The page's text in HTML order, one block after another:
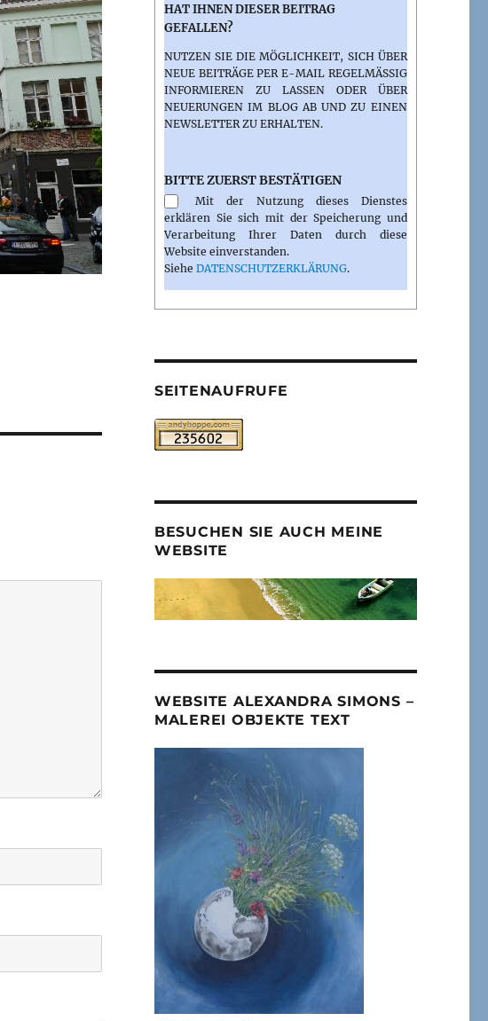
HAT IHNEN DIESER BEITRAG
GEFALLEN?
NUTZEN SIE DIE MÖGLICHKEIT, SICH ÜBER
NEUE BEITRÄGE PER E-MAIL REGELMÄSSIG I
NFORMIEREN ZU LASSEN ODER ÜBER N
EUERUNGEN IM BLOG AB UND ZU EINEN N
EWSLETTER ZU ERHALTEN.
BITTE ZUERST BESTÄTIGEN
Mit der Nutzung dieses Dienstes
erklären Sie sich mit der Speicherung und
Verarbeitung Ihrer Daten durch diese
Website einverstanden.
Siehe DATENSCHUTZERKLÄRUNG.
SEITENAUFRUFE
BESUCHEN SIE AUCH MEINE
WEBSITE
WEBSITE ALEXANDRA SIMONS –
MALEREI OBJEKTE TEXT